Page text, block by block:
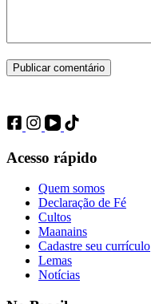
Publicar comentário
Acesso rápido
Quem somos
Declaração de Fé
Cultos
Maanains
Cadastre seu currículo
Lemas
Notícias